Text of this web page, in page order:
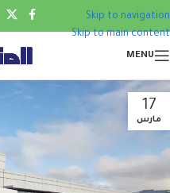
Skip to navigation
Skip to main content
MENU
17
مارس